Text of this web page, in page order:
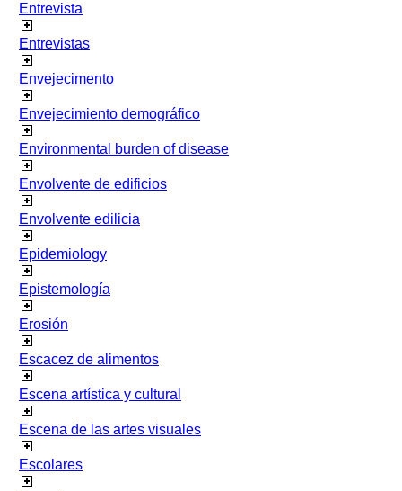
Entrevista
Entrevistas
Envejecimento
Envejecimiento demográfico
Environmental burden of disease
Envolvente de edificios
Envolvente edilicia
Epidemiology
Epistemología
Erosión
Escacez de alimentos
Escena artística y cultural
Escena de las artes visuales
Escolares